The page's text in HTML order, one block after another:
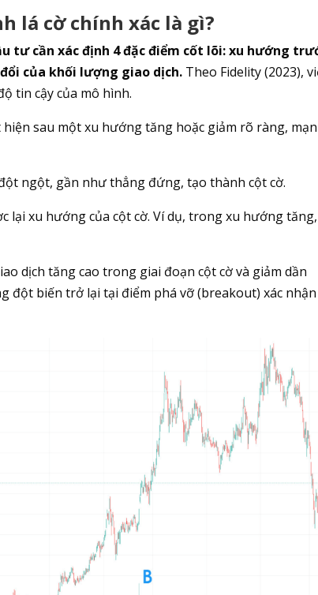
lá cờ chính xác là gì?
tư cần xác định 4 đặc điểm cốt lõi: xu hướng
của khối lượng giao dịch. Theo Fidelity (2023),
tin cậy của mô hình.
sau một xu hướng tăng hoặc giảm rõ ràng,
ngột, gần như thẳng đứng, tạo thành cột cờ.
lại xu hướng của cột cờ. Ví dụ, trong xu hướng
dịch tăng cao trong giai đoạn cột cờ và giảm dần
đột biến trở lại tại điểm phá vỡ (breakout) xác